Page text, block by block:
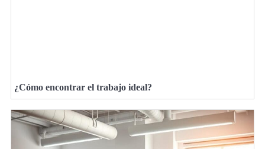
¿Cómo encontrar el trabajo ideal?